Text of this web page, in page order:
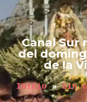
Canal Sur
del
de la
Inicio » Sin